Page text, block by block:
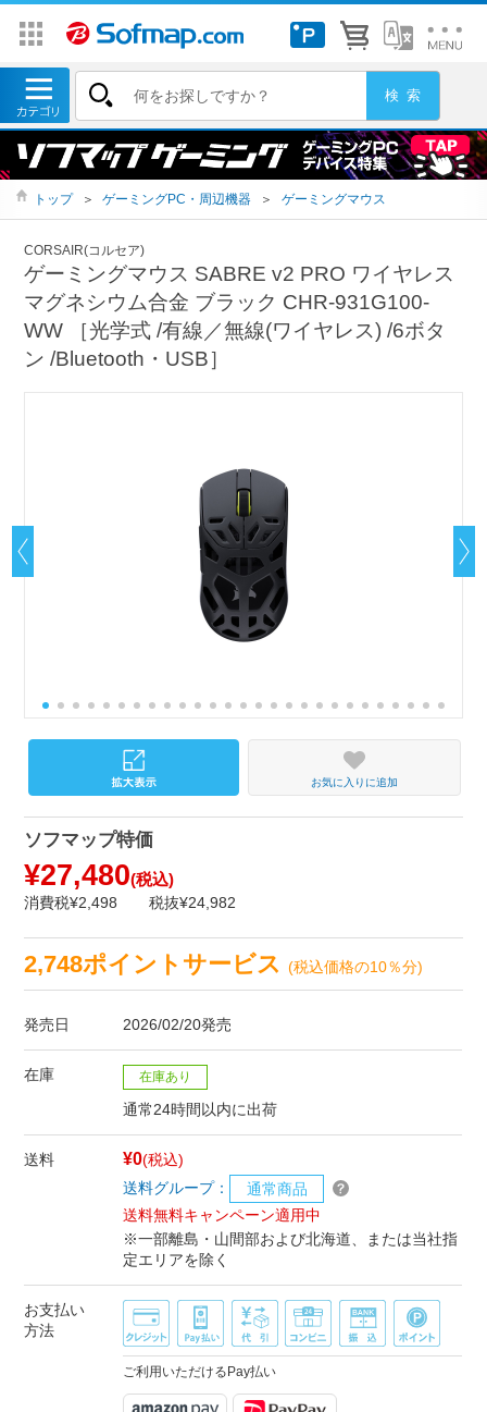
トップ ＞ ゲーミングPC・周辺機器 ＞ ゲーミングマウス
CORSAIR(コルセア)
ゲーミングマウス SABRE v2 PRO ワイヤレス
マグネシウム合金 ブラック CHR-931G100-
WW ［光学式 /有線／無線(ワイヤレス) /6ボタ
ン /Bluetooth・USB］
お気に入りに追加
ソフマップ特価
¥27,480(税込)
消費税¥2,498 税抜¥24,982
2,748ポイントサービス(税込価格の10％分)
発売日 2026/02/20発売
在庫 在庫あり
通常24時間以内に出荷
送料 ¥0(税込)
送料グループ：
通常商品
送料無料キャンペーン適用中
※一部離島・山間部および北海道、または当社指
定エリアを除く
お支払い
方法
ご利用いただけるPay払い